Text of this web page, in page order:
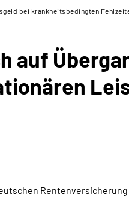
bei krankheitsbedingten
auf